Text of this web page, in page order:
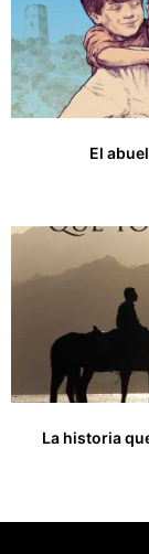
El
La historia